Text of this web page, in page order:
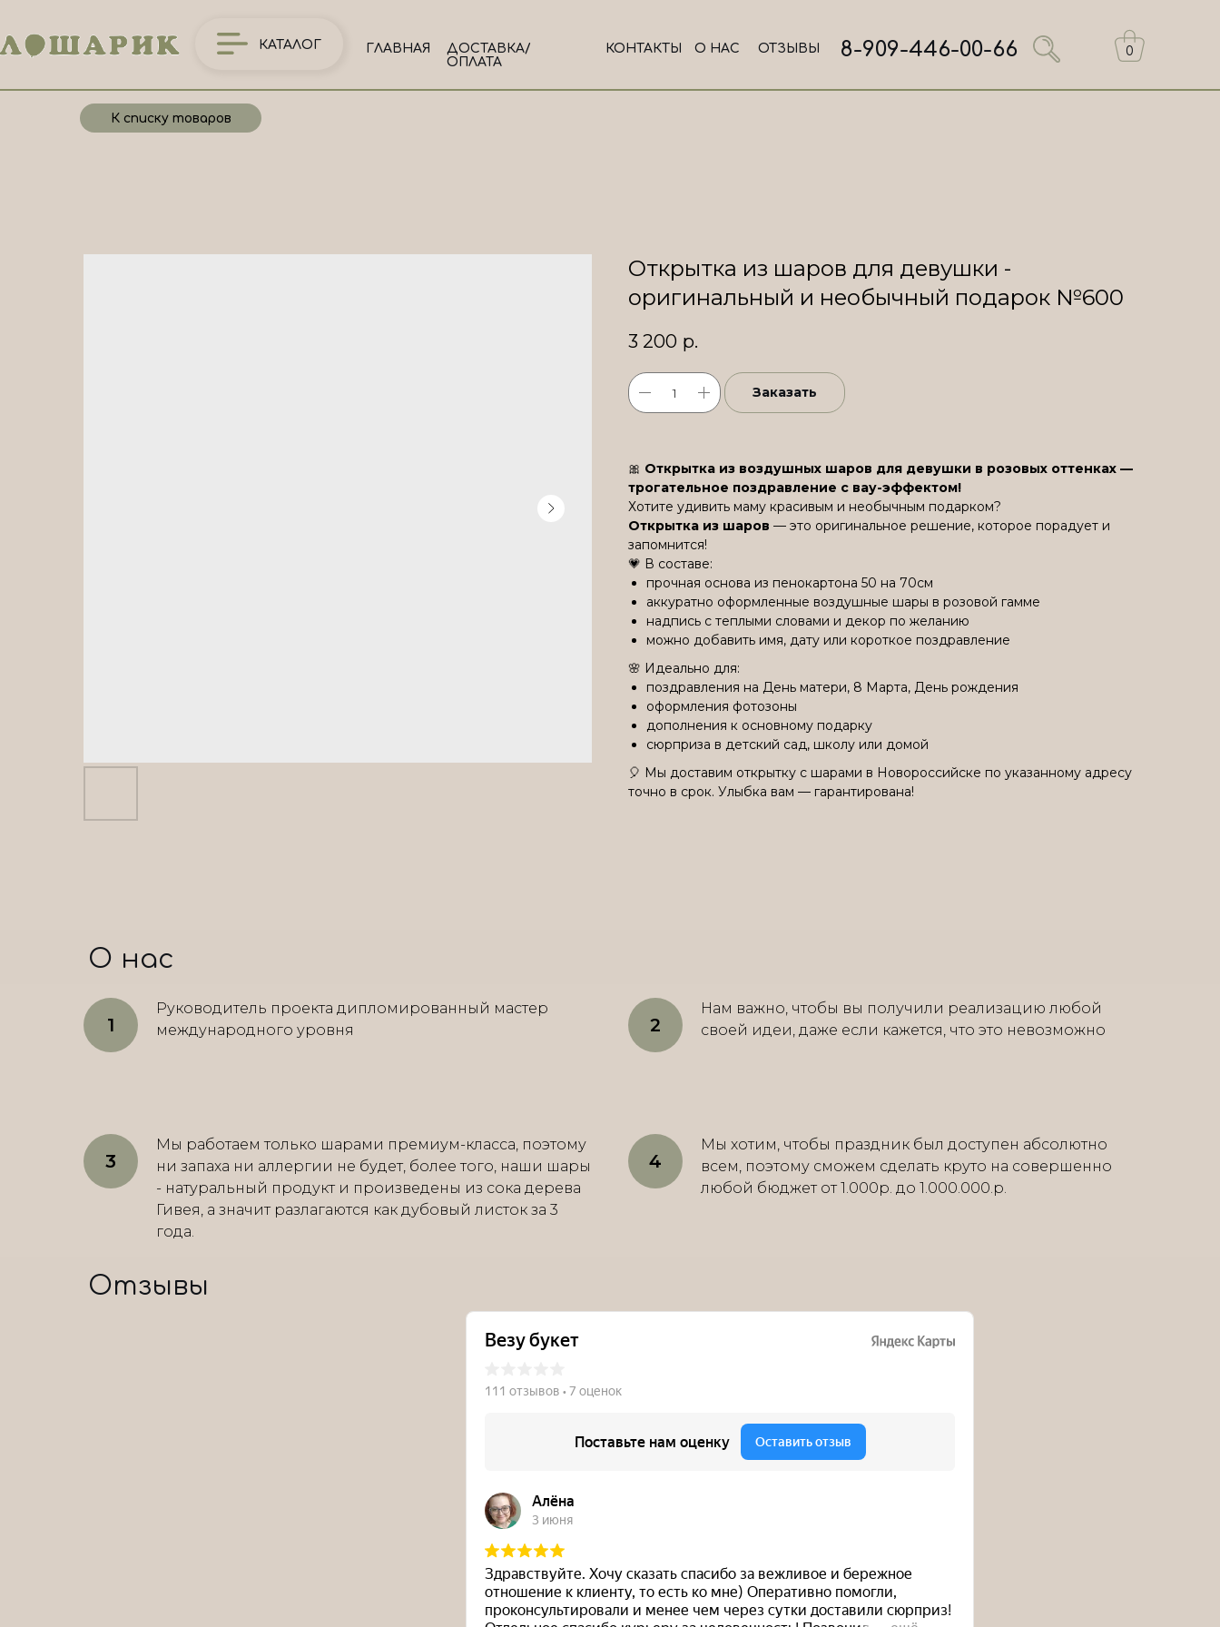
КАТАЛОГ ГЛАВНАЯ 0
8-909-446-00-66
ОТЗЫВЫ
О НАС
КОНТАКТЫ
ДОСТАВКА/
ОПЛАТА
К списку товаров
Открытка из шаров для девушки -
оригинальный и необычный подарок №600
3 200 р.
Заказать
🎀 Открытка из воздушных шаров для девушки в розовых оттенках —
трогательное поздравление с вау-эффектом!
Хотите удивить маму красивым и необычным подарком?
Открытка из шаров — это оригинальное решение, которое порадует и
запомнится!
💗 В составе:
прочная основа из пенокартона 50 на 70см
аккуратно оформленные воздушные шары в розовой гамме
надпись с теплыми словами и декор по желанию
можно добавить имя, дату или короткое поздравление
🌸 Идеально для:
поздравления на День матери, 8 Марта, День рождения
оформления фотозоны
дополнения к основному подарку
сюрприза в детский сад, школу или домой
🎈 Мы доставим открытку с шарами в Новороссийске по указанному адресу
точно в срок. Улыбка вам — гарантирована!
О нас
Руководитель проекта дипломированный мастер
международного уровня
Нам важно, чтобы вы получили реализацию любой
своей идеи, даже если кажется, что это невозможно
Мы работаем только шарами премиум-класса, поэтому
ни запаха ни аллергии не будет, более того, наши шары
- натуральный продукт и произведены из сока дерева
Гивея, а значит разлагаются как дубовый листок за 3
года.
Мы хотим, чтобы праздник был доступен абсолютно
всем, поэтому сможем сделать круто на совершенно
любой бюджет от 1.000р. до 1.000.000.р.
Отзывы